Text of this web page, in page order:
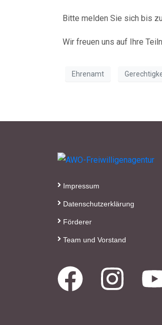
Bitte melden Sie sich bis
Wir freuen uns auf Ihre
Ehrenamt
Impressum
Datenschutzerklärung
Förderer
Team und Vorstand